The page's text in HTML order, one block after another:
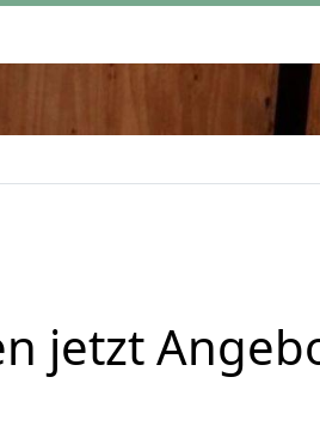
jetzt